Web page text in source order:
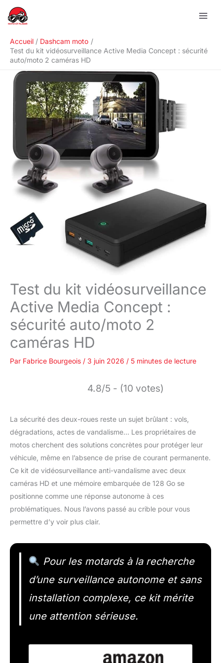
Accueil
Dashcam moto
Test du kit vidéosurveillance Active Media Concept : sécurité
auto/moto 2 caméras HD
Test du kit vidéosurveillance
Active Media Concept :
sécurité auto/moto 2
caméras HD
Par Fabrice Bourgeois / 3 juin 2026 / 5 minutes de lecture
4.8/5 - (10 votes)
La sécurité des deux-roues reste un sujet brûlant : vols,
dégradations, actes de vandalisme… Les propriétaires de
motos cherchent des solutions concrètes pour protéger leur
véhicule, même en l’absence de prise de courant permanente.
Ce kit de vidéosurveillance anti-vandalisme avec deux
caméras HD et une mémoire embarquée de 128 Go se
positionne comme une réponse autonome à ces
problématiques. Nous l’avons passé au crible pour vous
permettre d’y voir plus clair.
Pour les motards à la recherche
d’une surveillance autonome et sans
installation complexe, ce kit mérite
une attention sérieuse.
R
e
h
e